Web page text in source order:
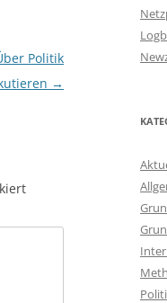
Politik
→